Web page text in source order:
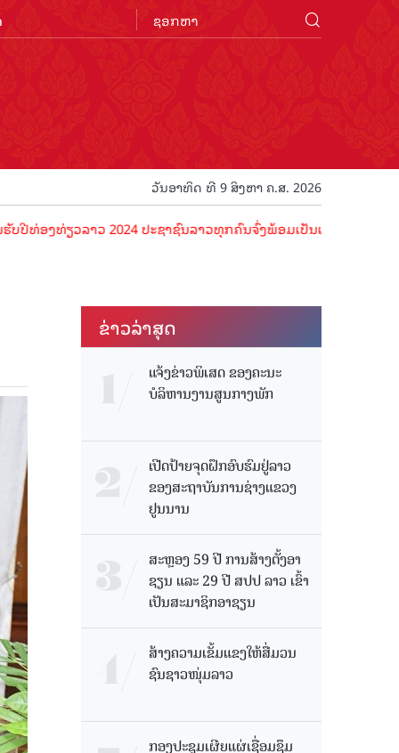
ວັນອາທິດ ທີ 9 ສິງຫາ ຄ.ສ. 2026
ທ່ຽວລາວ 2024 ປະຊາຊົນລາວທຸກຄົນຈົ່ງພ້ອມເປັນເຈົ້າພາບທີ່ດີ ຕ້ອນຮັບ
ຂ່າວ​ລ່າ​ສຸດ
ແຈ້ງຂ່າວພິເສດ ຂອງຄະນະ
ບໍລິຫານງານສູນກາງພັກ
ເປີດປ້າຍຈຸດຝຶກອົບຮົມຢູ່ລາວ
ຂອງສະຖາບັນການຊ່າງແຂວງ
ຢູນນານ
ສະຫຼອງ 59 ປີ ການສ້າງຕັ້ງອາ
ຊຽນ ແລະ 29 ປີ ສປປ ລາວ ເຂົ້າ
ເປັນສະມາຊິກອາຊຽນ
ສ້າງຄວາມເຂັ້ມແຂງໃຫ້ສື່ມວນ
ຊົນຊາວໜຸ່ມລາວ
ກອງປະຊຸມເຜີຍແຜ່ເຊື່ອມຊຶມ